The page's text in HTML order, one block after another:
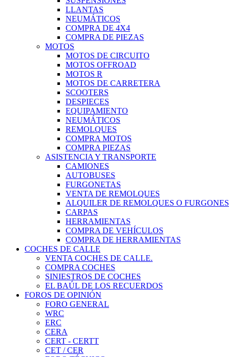
LLANTAS
NEUMÁTICOS
COMPRA DE 4X4
COMPRA DE PIEZAS
MOTOS
MOTOS DE CIRCUITO
MOTOS OFFROAD
MOTOS R
MOTOS DE CARRETERA
SCOOTERS
DESPIECES
EQUIPAMIENTO
NEUMÁTICOS
REMOLQUES
COMPRA MOTOS
COMPRA PIEZAS
ASISTENCIA Y TRANSPORTE
CAMIONES
AUTOBUSES
FURGONETAS
VENTA DE REMOLQUES
ALQUILER DE REMOLQUES O FURGONES
CARPAS
HERRAMIENTAS
COMPRA DE VEHÍCULOS
COMPRA DE HERRAMIENTAS
COCHES DE CALLE
VENTA COCHES DE CALLE.
COMPRA COCHES
SINIESTROS DE COCHES
EL BAÚL DE LOS RECUERDOS
FOROS DE OPINIÓN
FORO GENERAL
WRC
ERC
CERA
CERT - CERTT
CET / CER